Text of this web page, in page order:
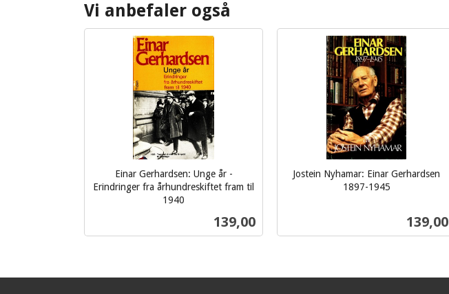
Vi anbefaler også
Einar Gerhardsen: Unge år -
Erindringer fra århundreskiftet fram til
1940
Pris
139,00
Jostein Nyhamar: Einar Gerhardsen
1897-1945
Pris
139,00